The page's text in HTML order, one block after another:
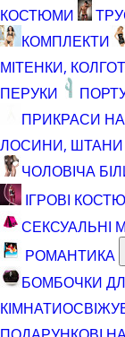
КОСТЮМИ
КОМПЛЕКТИ
МІТЕНКИ,
ПЕРУКИ
ПРИКРАСИ НА
ЛОСИНИ, ШТАНИ
ЧОЛОВІЧА
ІГРОВІ
СЕКСУАЛЬНІ
РОМАНТИКА
БОМБОЧКИ
КІМНАТИ